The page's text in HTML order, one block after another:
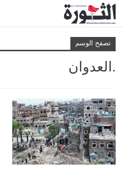
تصفح الوسم
.العدوان